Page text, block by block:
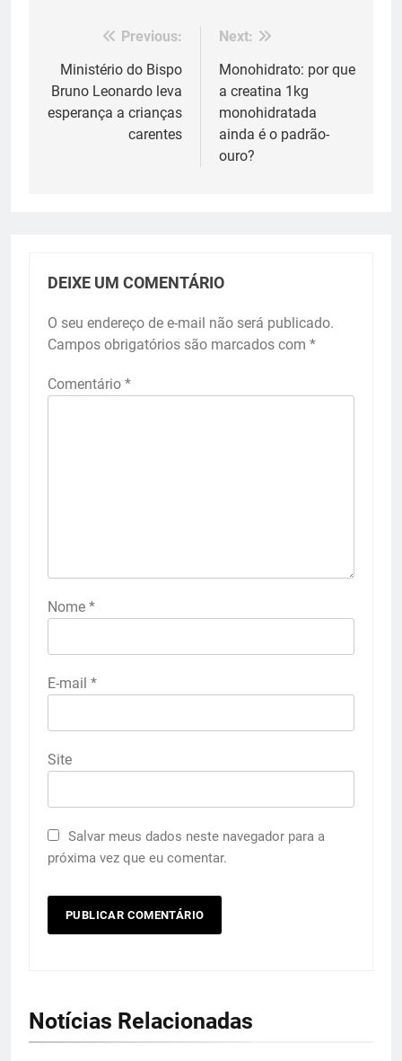
Navegação
de
Post
Previous:
Ministério do Bispo
Bruno Leonardo leva
esperança a crianças
carentes
Next:
Monohidrato: por que
a creatina 1kg
monohidratada
ainda é o padrão-
ouro?
DEIXE UM COMENTÁRIO
O seu endereço de e-mail não será publicado.
Campos obrigatórios são marcados com *
Comentário *
Nome *
E-mail *
Site
Salvar meus dados neste navegador para a
próxima vez que eu comentar.
Notícias Relacionadas